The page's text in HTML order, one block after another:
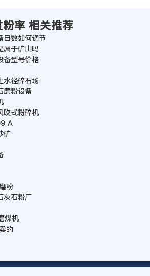
率 相关推荐
目数如何调节
属于矿山吗
备型号价格
水径碎石场
磨粉设备
吹式粉碎机
A
矿
粉
灰石粉厂
煤机
的